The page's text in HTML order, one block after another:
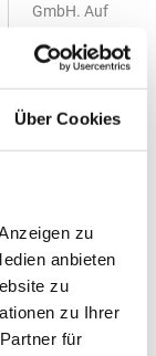
Über Cookies
zu
anbieten
zu
zu Ihrer
für
GmbH. Auf
bewährten
Aktionsregals
Pilo wurde das
Regal Olli
bisher mit vier
Weidenkörben
ausgestattet,
ist Olli mit vier
Fichtenholzkis